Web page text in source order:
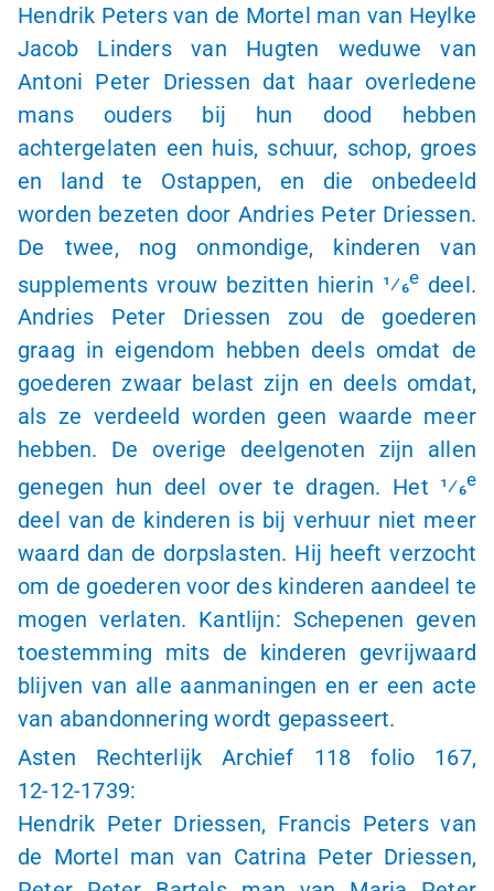
Hendrik Peters van de Mortel man van Heylke
Jacob Linders van Hugten weduwe van
Antoni Peter Driessen dat haar overledene
mans ouders bij hun dood hebben
achtergelaten een huis, schuur, schop, groes
en land te Ostappen, en die onbedeeld
worden bezeten door Andries Peter Driessen.
De twee, nog onmondige, kinderen van
supplements vrouw bezitten hierin 1⁄6edeel.
Andries Peter Driessen zou de goederen
graag in eigendom hebben deels omdat de
goederen zwaar belast zijn en deels omdat,
als ze verdeeld worden geen waarde meer
hebben. De overige deelgenoten zijn allen
genegen hun deel over te dragen. Het 1⁄6e
deel van de kinderen is bij verhuur niet meer
waard dan de dorpslasten. Hij heeft verzocht
om de goederen voor des kinderen aandeel te
mogen verlaten. Kantlijn: Schepenen geven
toestemming mits de kinderen gevrijwaard
blijven van alle aanmaningen en er een acte
van abandonnering wordt gepasseert.
Asten Rechterlijk Archief 118 folio 167,
12-12-1739:
Hendrik Peter Driessen, Francis Peters van
de Mortel man van Catrina Peter Driessen,